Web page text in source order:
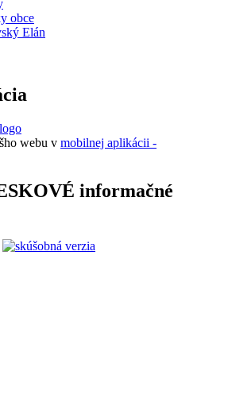
obce
Elán
webu v mobilnej aplikácii -
informačné